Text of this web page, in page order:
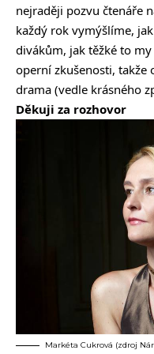
nejraději pozvu čtenáře
každý rok vymýšlíme,
divákům, jak těžké to
operní zkušenosti, takže
drama (vedle krásného
Děkuji za rozhovor
Markéta Cukrová (zdroj